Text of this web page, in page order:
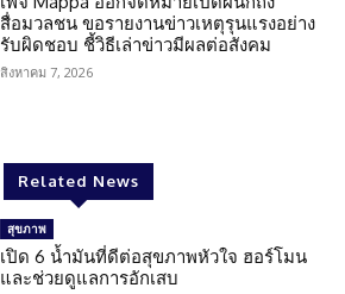
สื่อมวลชน ขอรายงานข่าวเหตุรุนแรงอย่าง
รับผิดชอบ ชี้วิธีเล่าข่าวมีผลต่อสังคม
สิงหาคม 7, 2026
Related News
สุขภาพ
เปิด 6 น้ำมันที่ดีต่อสุขภาพหัวใจ ฮอร์โมน
และช่วยดูแลการอักเสบ